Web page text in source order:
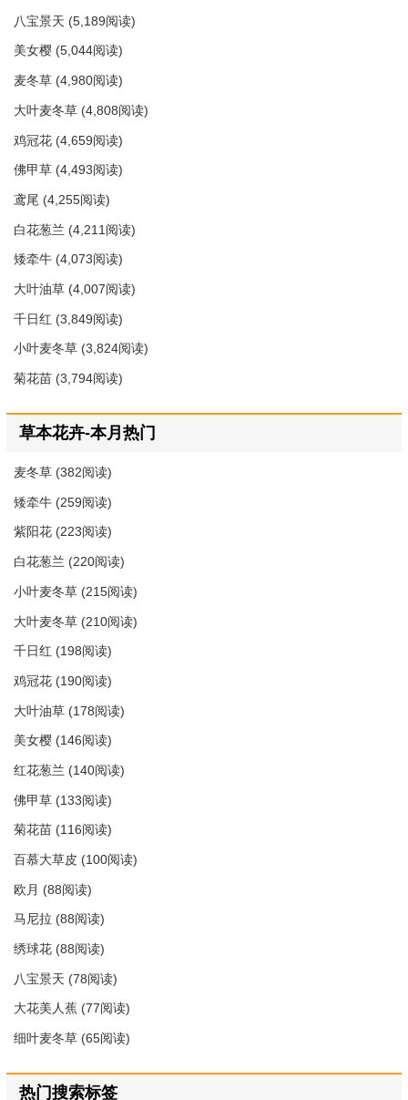
八宝景天 (5,189阅读)
美女樱 (5,044阅读)
麦冬草 (4,980阅读)
大叶麦冬草 (4,808阅读)
鸡冠花 (4,659阅读)
佛甲草 (4,493阅读)
鸢尾 (4,255阅读)
白花葱兰 (4,211阅读)
矮牵牛 (4,073阅读)
大叶油草 (4,007阅读)
千日红 (3,849阅读)
小叶麦冬草 (3,824阅读)
菊花苗 (3,794阅读)
草本花卉-本月热门
麦冬草 (382阅读)
矮牵牛 (259阅读)
紫阳花 (223阅读)
白花葱兰 (220阅读)
小叶麦冬草 (215阅读)
大叶麦冬草 (210阅读)
千日红 (198阅读)
鸡冠花 (190阅读)
大叶油草 (178阅读)
美女樱 (146阅读)
红花葱兰 (140阅读)
佛甲草 (133阅读)
菊花苗 (116阅读)
百慕大草皮 (100阅读)
欧月 (88阅读)
马尼拉 (88阅读)
绣球花 (88阅读)
八宝景天 (78阅读)
大花美人蕉 (77阅读)
细叶麦冬草 (65阅读)
热门搜索标签